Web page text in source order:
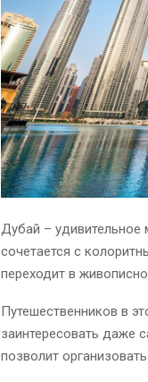
Дубай – удивительное
сочетается с
переходит в
Путешественников в
заинтересовать даже
позволит